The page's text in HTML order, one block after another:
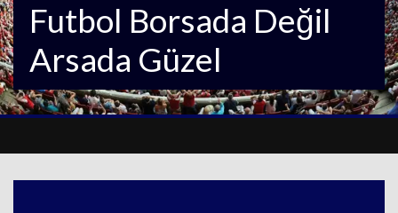
Futbol Borsada Değil
Arsada Güzel